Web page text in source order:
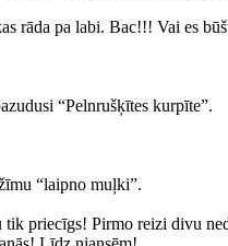
rāda pa labi. Bac!!! Vai es
“Pelnrušķītes kurpīte”.
“laipno muļki”.
priecīgs! Pirmo reizi divu